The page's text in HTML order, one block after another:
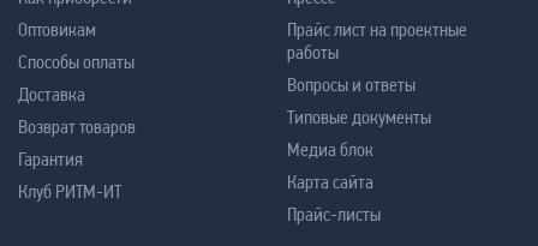
Оптовикам
Способы оплаты
Доставка
Возврат товаров
Гарантия
Клуб РИТМ-ИТ
Прайс лист на проектные
работы
Вопросы и ответы
Типовые документы
Медиа блок
Карта сайта
Прайс-листы